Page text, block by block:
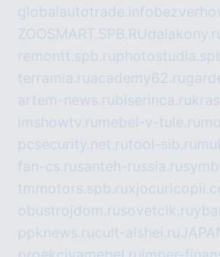
globalautotrade.info
ZOOSMART.SPB.RU
remontt.spb.ru
terramia.ruacademy62.ru
artem-news.rubiserinca.ru
imshowtv.ru mebel-v-tule.ru
pcsecurity.net.rutool-sib.ru
fan-cs.rusanteh-russia.ru
tmmotors.spb.ru
obustrojdom.rusovetcik.ru
ppknews.rucult-alshei.ru